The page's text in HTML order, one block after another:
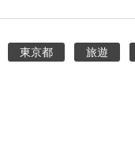
東京都 旅遊